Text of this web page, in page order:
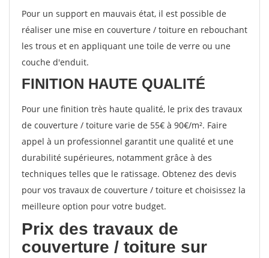
Pour un support en mauvais état, il est possible de
réaliser une mise en couverture / toiture en rebouchant
les trous et en appliquant une toile de verre ou une
couche d'enduit.
FINITION HAUTE QUALITÉ
Pour une finition très haute qualité, le prix des travaux
de couverture / toiture varie de 55€ à 90€/m². Faire
appel à un professionnel garantit une qualité et une
durabilité supérieures, notamment grâce à des
techniques telles que le ratissage. Obtenez des devis
pour vos travaux de couverture / toiture et choisissez la
meilleure option pour votre budget.
Prix des travaux de
couverture / toiture sur